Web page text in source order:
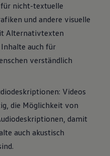
nicht-textuelle
und andere visuelle
Alternativtexten
auch für
verständlich
Videos
die Möglichkeit von
damit
auch akustisch